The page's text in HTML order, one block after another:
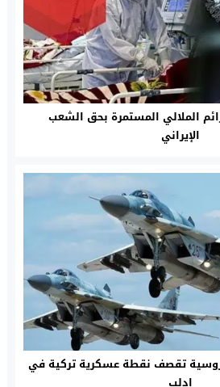
الملالي المستمرة بحق الشعب
الإيراني
روسية تقصف نقطة عسكرية تركية في
إدلب